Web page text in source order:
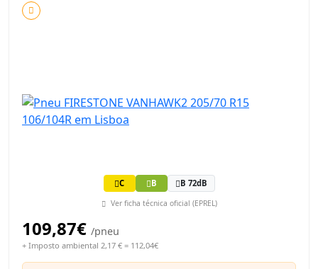
C B B 72dB
Ver ficha técnica oficial (EPREL)
109,87€ /pneu
+ Imposto ambiental 2,17 € = 112,04€